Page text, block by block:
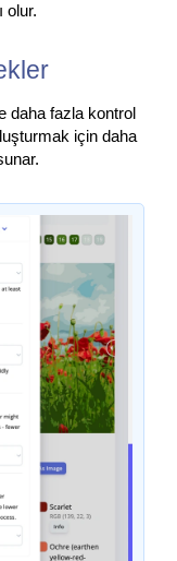
olur.
daha fazla kontrol
için daha